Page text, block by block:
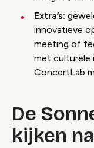
Extra’s:
innovatieve
meeting of
met culturele
ConcertLab
De
kijken